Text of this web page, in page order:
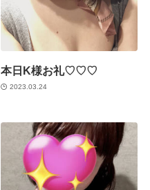
本日K様お礼♡♡♡
2023.03.24